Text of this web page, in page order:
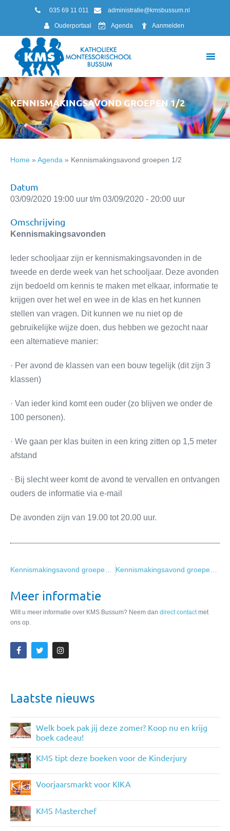
035 69 11 011 administratie@kmsbussum.nl
Ouderportaal Agenda Aanmelden
KENNISMAKINGSAVOND GROEPEN 1/2
Home » Agenda » Kennismakingsavond groepen 1/2
Datum
03/09/2020 19:00 uur t/m 03/09/2020 - 20:00 uur
Omschrijving
Kennismakingsavonden
Ieder schooljaar zijn er kennismakingsavonden in de
tweede en derde week van het schooljaar. Deze avonden
zijn bedoeld om kennis te maken met elkaar, informatie te
krijgen over het wel en wee in de klas en het kunnen
stellen van vragen. Dit kunnen we nu niet op de
gebruikelijke wijze doen, dus hebben we gezocht naar
een alternatieve manier:
· Per avond de klassen van een bouw tegelijk (dit zijn 3
klassen)
· Van ieder kind komt een ouder (zo blijven we onder de
100 personen).
· We gaan per klas buiten in een kring zitten op 1,5 meter
afstand
· Bij slecht weer komt de avond te vervallen en ontvangen
ouders de informatie via e-mail
De avonden zijn van 19.00 tot 20.00 uur.
Kennismakingsavond groepen 7/8
Meer informatie
Wilt u meer informatie over KMS Bussum? Neem dan direct contactmet
ons op.
Laatste nieuws
Welk boek pak jij deze zomer? Koop nu en krijg
boek cadeau!
KMS tipt deze boeken voor de Kinderjury
Voorjaarsmarkt voor KIKA
KMS Masterchef